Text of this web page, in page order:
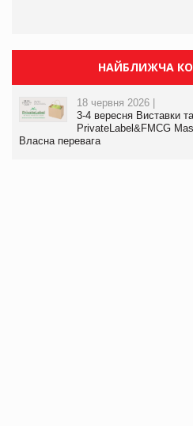
НАЙБЛИЖЧА
18 червня 2026 |
3-4 вересня Виставки
PrivateLabel&FMCG
Власна перевага